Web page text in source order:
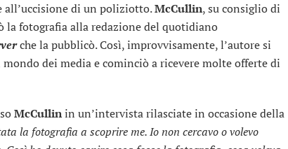
all’uccisione di un poliziotto.McCullin, su consiglio di
la fotografia alla redazione del quotidiano
che la pubblicò. Così, improvvisamente, l’autore si
dei media e cominciò a ricevere molte offerte di
McCullinin un’intervista rilasciate in occasione della
la fotografia a scoprire me. Io non cercavo o volevo